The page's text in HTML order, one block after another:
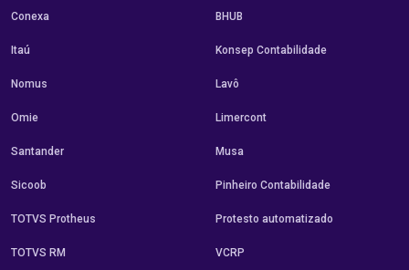
Conexa
Itaú
Nomus
Omie
Santander
Sicoob
TOTVS Protheus
TOTVS RM
BHUB
Konsep Contabilidade
Lavô
Limercont
Musa
Pinheiro Contabilidade
Protesto automatizado
VCRP